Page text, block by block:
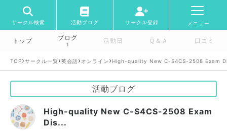
サークル検索 活動ブログ サークル登録 メニュー
トップ ブログ
1 活動日 Ｑ＆Ａ 口コミ
TOP›サークル一覧 ›英会話› オンライン › High-quality New C-S4CS-2508 Exam
活動ブログ
High-quality New C-S4CS-2508 Exam
Dis...